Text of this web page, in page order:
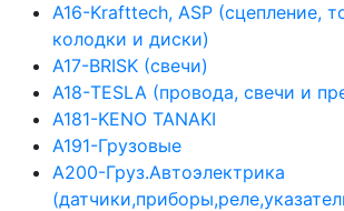
А16-Krafttech, ASP (сцепление,
колодки и диски)
А17-BRISK (свечи)
А18-TESLA (провода, свечи и
А181-KENO TANAKI
А191-Грузовые
А200-Груз.Автоэлектрика